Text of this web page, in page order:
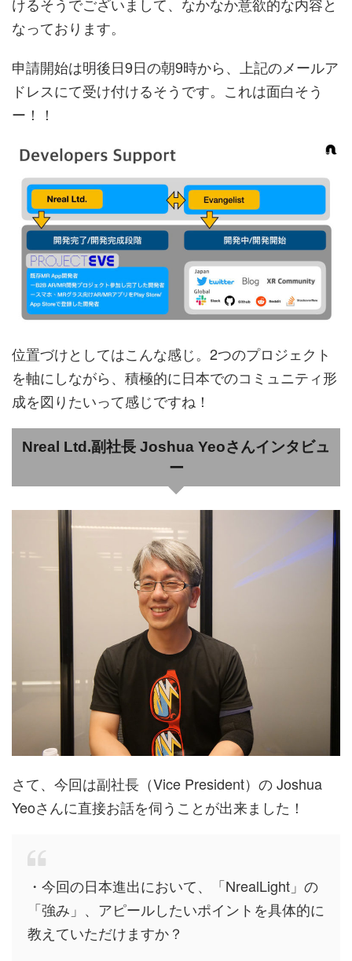
なっております。
申請開始は明後日9日の朝9時から、上記のメールア
ドレスにて受け付けるそうです。これは面白そう
ー！！
位置づけとしてはこんな感じ。2つのプロジェクト
を軸にしながら、積極的に日本でのコミュニティ形
成を図りたいって感じですね！
Nreal Ltd.副社長 Joshua Yeoさんインタビュ
ー
さて、今回は副社長（Vice President）の Joshua
Yeoさんに直接お話を伺うことが出来ました！
・今回の日本進出において、「NrealLight」の
「強み」、アピールしたいポイントを具体的に
教えていただけますか？